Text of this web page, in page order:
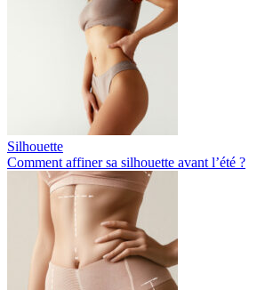
Silhouette
Comment affiner sa silhouette avant l’été ?